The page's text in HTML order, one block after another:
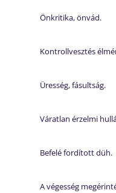
Önkritika, önvád.
Kontrollvesztés
Üresség, fásultság.
Váratlan érzelmi
Befelé fordított düh.
A végesség